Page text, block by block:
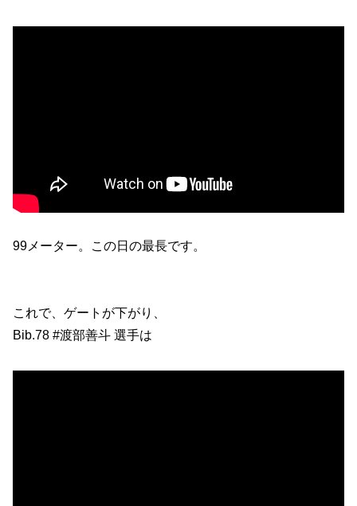
99メーター。この日の最長です。
これで、ゲートが下がり、
Bib.78 #渡部善斗 選手は